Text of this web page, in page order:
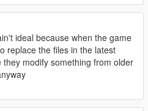
ideal because when the game
replace the files in the latest
modify something from older